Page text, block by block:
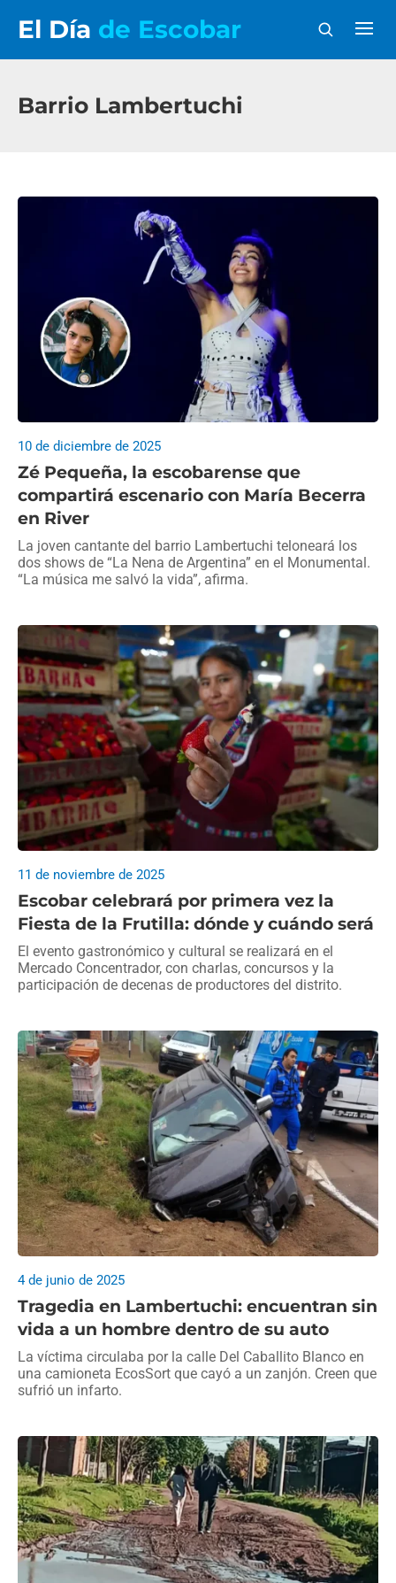
El Día de Escobar
Barrio Lambertuchi
Zé Pequeña, la escobarense que
compartirá escenario con María Becerra
en River
10 de diciembre de 2025
La joven cantante del barrio Lambertuchi teloneará los
dos shows de “La Nena de Argentina” en el Monumental.
“La música me salvó la vida”, afirma.
Escobar celebrará por primera vez la
Fiesta de la Frutilla: dónde y cuándo será
11 de noviembre de 2025
El evento gastronómico y cultural se realizará en el
Mercado Concentrador, con charlas, concursos y la
participación de decenas de productores del distrito.
Tragedia en Lambertuchi: encuentran sin
vida a un hombre dentro de su auto
4 de junio de 2025
La víctima circulaba por la calle Del Caballito Blanco en
una camioneta EcosSort que cayó a un zanjón. Creen que
sufrió un infarto.